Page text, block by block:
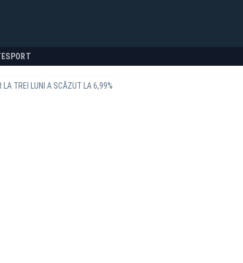
SPORT
LA TREI LUNI A SCĂZUT LA 6,99%